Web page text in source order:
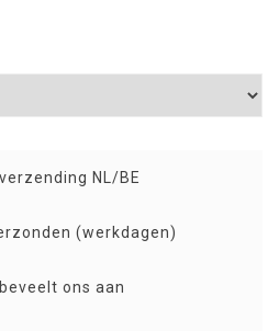
NL/BE
(werkdagen)
ons aan